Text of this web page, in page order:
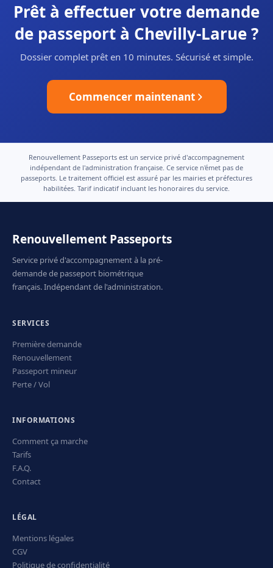
Prêt à effectuer votre demande
de passeport à Chevilly-Larue ?
Dossier complet prêt en 10 minutes. Sécurisé et simple.
Commencer maintenant
Renouvellement Passeports est un service privé d'accompagnement
indépendant de l'administration française. Ce service n'émet pas de
passeports. Le traitement officiel est assuré par les mairies et préfectures
habilitées. Tarif indicatif incluant les honoraires du service.
Renouvellement Passeports
Service privé d'accompagnement à la pré-
demande de passeport biométrique
français. Indépendant de l'administration.
SERVICES
Première demande
Renouvellement
Passeport mineur
Perte / Vol
INFORMATIONS
Comment ça marche
Tarifs
F.A.Q.
Contact
LÉGAL
Mentions légales
CGV
Politique de confidentialité